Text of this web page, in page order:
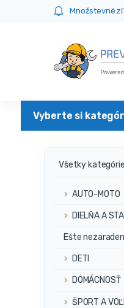
Množstevné
Všetky kategórie
AUTO-MOTO
DIELŇA A
Ešte
DETI
DOMÁCNOSŤ
ŠPORT A